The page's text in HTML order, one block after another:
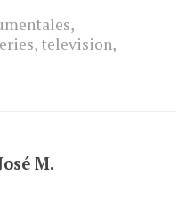
,
, television,
M.